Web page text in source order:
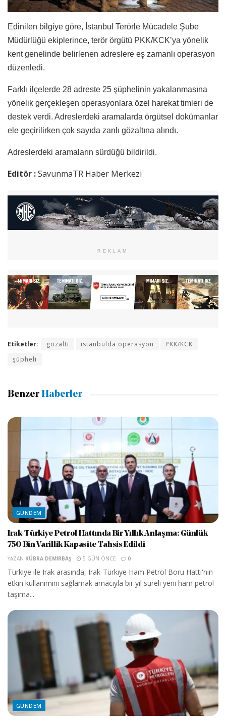
Edinilen bilgiye göre, İstanbul Terörle Mücadele Şube
Müdürlüğü ekiplerince, terör örgütü PKK/KCK’ya yönelik
kent genelinde belirlenen adreslere eş zamanlı operasyon
düzenledi.
Farklı ilçelerde 28 adreste 25 şüphelinin yakalanmasına
yönelik gerçekleşen operasyonlara özel harekat timleri de
destek verdi. Adreslerdeki aramalarda örgütsel dokümanlar
ele geçirilirken çok sayıda zanlı gözaltına alındı.
Adreslerdeki aramaların sürdüğü bildirildi.
Editör :SavunmaTR Haber Merkezi
REKLAM
Etiketler: gözaltı istanbulda operasyon
PKK/KCK
şüpheli
Benzer Haberler
GÜNDEM
Irak-Türkiye Petrol Hattında Bir Yıllık Anlaşma: Günlük
750 Bin Varillik Kapasite Tahsis Edildi
YAZAN KÜBRA DEMIRBAŞ 5 GÜN ÖNCE 0
Türkiye ile Irak arasında, Irak-Türkiye Ham Petrol Boru Hattı'nın
etkin kullanımını sağlamak amacıyla bir yıl süreli yeni ham petrol
taşıma...
GÜNDEM